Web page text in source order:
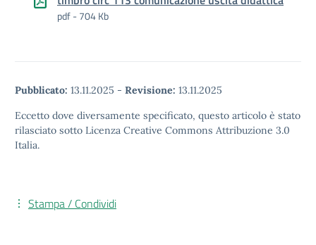
pdf - 704 Kb
Pubblicato: 13.11.2025 - Revisione: 13.11.2025
Eccetto dove diversamente specificato, questo articolo è stato
rilasciato sotto Licenza Creative Commons Attribuzione 3.0
Italia.
Stampa / Condividi